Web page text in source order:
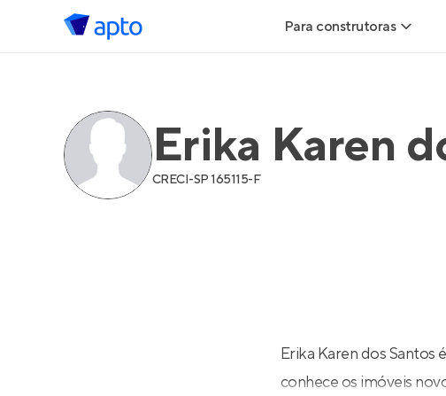
Para construtoras
Geração de Visitas
Erika Karen
CRECI-SP 165115-F
Erika Karen dos Santos
conhece os imóveis